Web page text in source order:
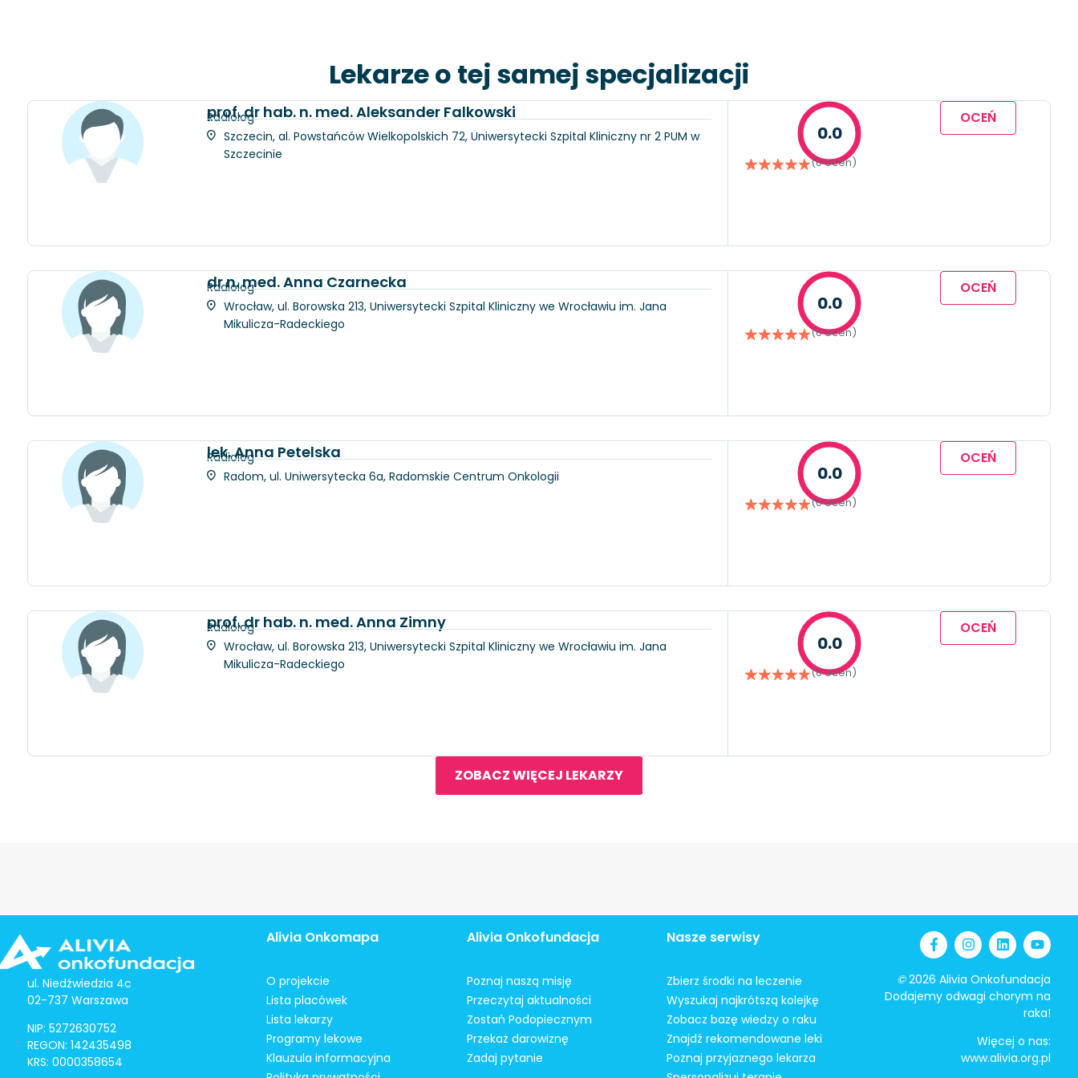
Lekarze o tej samej specjalizacji
prof. dr hab. n. med. Aleksander Falkowski
Radiolog
Szczecin, al. Powstańców Wielkopolskich 72, Uniwersytecki Szpital Kliniczny nr 2 PUM w
Szczecinie
0.0
(0 ocen)
OCEŃ
dr n. med. Anna Czarnecka
Radiolog
Wrocław, ul. Borowska 213, Uniwersytecki Szpital Kliniczny we Wrocławiu im. Jana
Mikulicza-Radeckiego
0.0
(0 ocen)
OCEŃ
lek. Anna Petelska
Radiolog
Radom, ul. Uniwersytecka 6a, Radomskie Centrum Onkologii
0.0
(0 ocen)
OCEŃ
prof. dr hab. n. med. Anna Zimny
Radiolog
Wrocław, ul. Borowska 213, Uniwersytecki Szpital Kliniczny we Wrocławiu im. Jana
Mikulicza-Radeckiego
0.0
(0 ocen)
OCEŃ
ZOBACZ WIĘCEJ LEKARZY
ul. Niedźwiedzia 4c
02-737 Warszawa
NIP: 5272630752
REGON: 142435498
KRS: 0000358654
Alivia Onkomapa
O projekcie
Lista placówek
Lista lekarzy
Programy lekowe
Klauzula informacyjna
Alivia Onkofundacja
Poznaj naszą misję
Przeczytaj aktualności
Zostań Podopiecznym
Przekaż darowiznę
Zadaj pytanie
Nasze serwisy
Zbierz środki na leczenie
Wyszukaj najkrótszą kolejkę
Zobacz bazę wiedzy o raku
Znajdź rekomendowane leki
Poznaj przyjaznego lekarza
©2026 Alivia Onkofundacja
Dodajemy odwagi chorym na
raka!
Więcej o nas:
www.alivia.org.pl